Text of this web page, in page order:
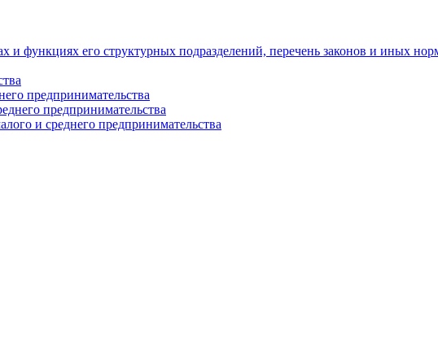
и функциях его структурных подразделений, перечень законов и иных
предпринимательства
предпринимательства
и среднего предпринимательства